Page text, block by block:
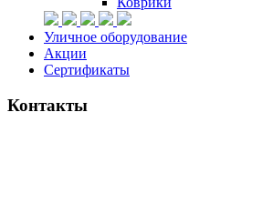
Уличное оборудование
Акции
Сертификаты
Контакты